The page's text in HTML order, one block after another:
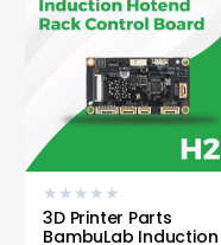
★ ★ ★ ★ ★
3D Printer Parts
BambuLab Induction